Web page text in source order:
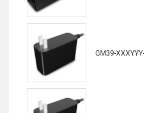
GM39-